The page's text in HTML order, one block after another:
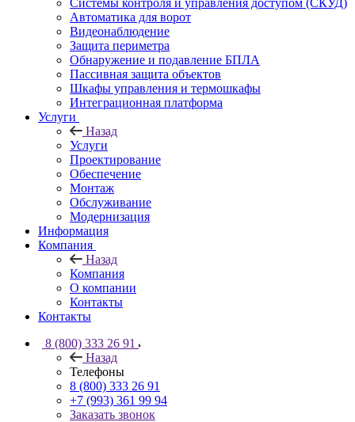
Системы контроля и управления доступом (СКУД)
Автоматика для ворот
Видеонаблюдение
Защита периметра
Обнаружение и подавление БПЛА
Пассивная защита объектов
Шкафы управления и термошкафы
Интеграционная платформа
Услуги
Назад
Услуги
Проектирование
Обеспечение
Монтаж
Обслуживание
Модернизация
Информация
Компания
Назад
Компания
О компании
Контакты
Контакты
8 (800) 333 26 91
Назад
Телефоны
8 (800) 333 26 91
+7 (993) 361 99 94
Заказать звонок